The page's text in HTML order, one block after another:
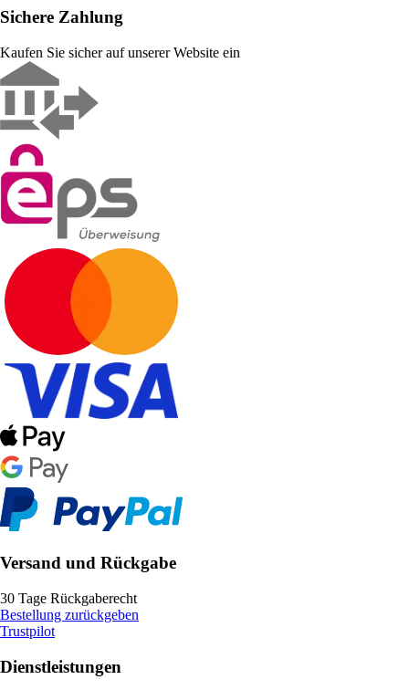
Sichere Zahlung
Kaufen Sie sicher auf unserer Website ein
Versand und Rückgabe
30 Tage Rückgaberecht
Bestellung zurückgeben
Trustpilot
Dienstleistungen